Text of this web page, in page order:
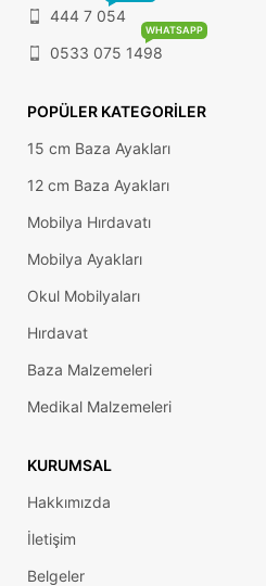
444 7 054
0533 075 1498
WHATSAPP
POPÜLER KATEGORILER
15 cm Baza Ayakları
12 cm Baza Ayakları
Mobilya Hırdavatı
Mobilya Ayakları
Okul Mobilyaları
Hırdavat
Baza Malzemeleri
Medikal Malzemeleri
KURUMSAL
Hakkımızda
İletişim
Belgeler